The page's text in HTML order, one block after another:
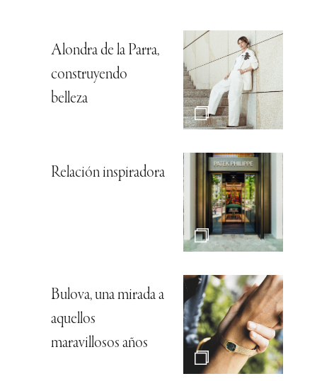
Alondra de la Parra,
construyendo
belleza
Relación inspiradora
Bulova, una mirada a
aquellos
maravillosos años